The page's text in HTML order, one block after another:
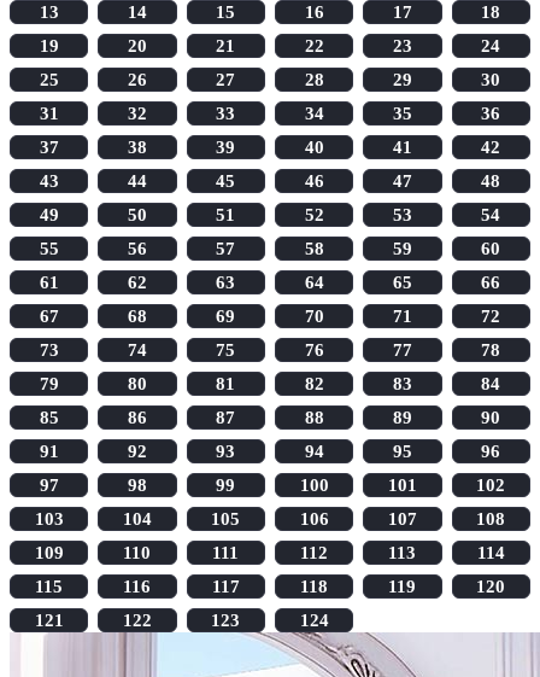
13
14 15 16 17
18
19
20 21 22 23
24
25
26 27 28 29
30
31
32 33 34 35
36
37
38 39 40 41
42
43
44 45 46 47
48
49
50 51 52 53
54
55
56 57 58 59
60
61
62 63 64 65
66
67
68 69 70 71
72
73
74 75 76 77
78
79
80 81 82 83
84
85
86 87 88 89
90
91
92 93 94 95
96
97
98 99 100 101
102
103
104 105 106 107
108
109
110 111 112 113
114
115
116 117 118 119
120
121
122 123 124